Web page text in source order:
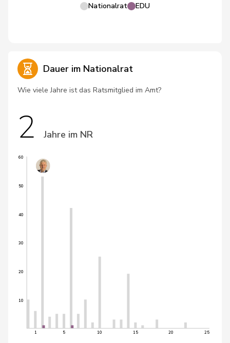
Nationalrat EDU
Dauer im Nationalrat
Wie viele Jahre ist das Ratsmitglied im Amt?
2 Jahre im NR
10
20
30
40
50
60
1 5 10 15 20 25